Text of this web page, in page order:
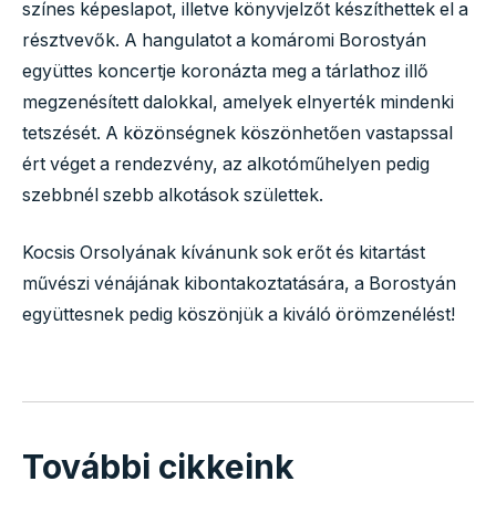
színes képeslapot, illetve könyvjelzőt készíthettek el a
résztvevők. A hangulatot a komáromi Borostyán
együttes koncertje koronázta meg a tárlathoz illő
megzenésített dalokkal, amelyek elnyerték mindenki
tetszését. A közönségnek köszönhetően vastapssal
ért véget a rendezvény, az alkotóműhelyen pedig
szebbnél szebb alkotások születtek.
Kocsis Orsolyának kívánunk sok erőt és kitartást
művészi vénájának kibontakoztatására, a Borostyán
együttesnek pedig köszönjük a kiváló örömzenélést!
További cikkeink